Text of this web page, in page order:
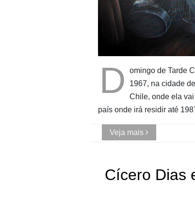
D
omingo de Tarde
1967, na cidade
Chile, onde ela
país onde irá residir até
Veja mais
Cícero Dias